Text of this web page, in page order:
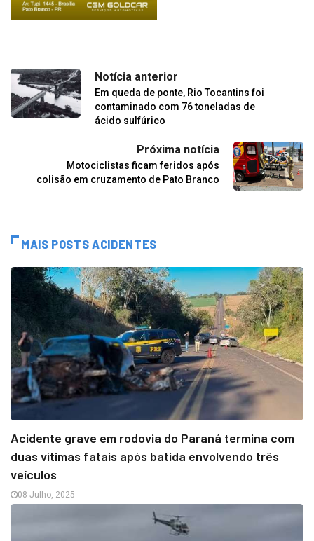
Notícia anterior
Em queda de ponte, Rio Tocantins foi
contaminado com 76 toneladas de
ácido sulfúrico
Próxima notícia
Motociclistas ficam feridos após
colisão em cruzamento de Pato Branco
MAIS POSTS ACIDENTES
Acidente grave em rodovia do Paraná termina com
duas vítimas fatais após batida envolvendo três
veículos
08 Julho, 2025